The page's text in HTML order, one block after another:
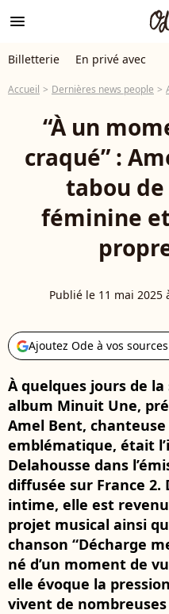
menu
Billetterie En privé avec
Accueil Dernières news people
“À un
craqué” :
tabou
féminine
Publié le 11 mai 2025
Ajoutez Ode à vos
À quelques jours de
album Minuit Une,
Amel Bent,
emblématique, était
Delahousse dans
diffusée sur France
intime, elle est
projet musical ainsi
chanson “Décharge
né d’un moment de
elle évoque la
vivent de